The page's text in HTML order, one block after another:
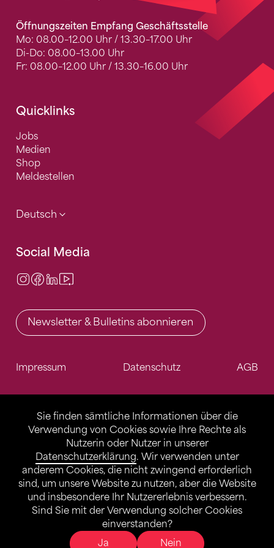
Sie finden sämtliche Informationen über die
Verwendung von Cookies sowie Ihre Rechte als
Nutzerin oder Nutzer in unserer
Datenschutzerklärung. Wir verwenden unter
anderem Cookies, die nicht zwingend erforderlich
sind, um unsere Website zu nutzen, aber die Website
und insbesondere Ihr Nutzererlebnis verbessern.
Sind Sie mit der Verwendung solcher Cookies
einverstanden?
Ja
Nein
Öffnungszeiten Empfang Geschäftsstelle
Mo: 08.00–12.00 Uhr / 13.30–17.00 Uhr
Di-Do: 08.00–13.00 Uhr
Fr: 08.00–12.00 Uhr / 13.30–16.00 Uhr
Quicklinks
Jobs
Medien
Shop
Meldestellen
Deutsch
Social Media
Instagram
Facebook
LinkedIn
Newsletter & Bulletins abonnieren
Impressum Datenschutz AGB